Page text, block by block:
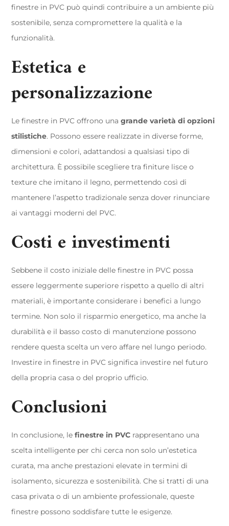
finestre in PVC può quindi contribuire a un ambiente più
sostenibile, senza compromettere la qualità e la
funzionalità.
Estetica e
personalizzazione
Le finestre in PVC offrono unagrande varietà di opzioni
stilistiche. Possono essere realizzate in diverse forme,
dimensioni e colori, adattandosi a qualsiasi tipo di
architettura. È possibile scegliere tra finiture lisce o
texture che imitano il legno, permettendo così di
mantenere l’aspetto tradizionale senza dover rinunciare
ai vantaggi moderni del PVC.
Costi e investimenti
Sebbene il costo iniziale delle finestre in PVC possa
essere leggermente superiore rispetto a quello di altri
materiali, è importante considerare i benefici a lungo
termine. Non solo il risparmio energetico, ma anche la
durabilità e il basso costo di manutenzione possono
rendere questa scelta un vero affare nel lungo periodo.
Investire in finestre in PVC significa investire nel futuro
della propria casa o del proprio ufficio.
Conclusioni
In conclusione, lefinestre in PVC rappresentano una
scelta intelligente per chi cerca non solo un’estetica
curata, ma anche prestazioni elevate in termini di
isolamento, sicurezza e sostenibilità. Che si tratti di una
casa privata o di un ambiente professionale, queste
finestre possono soddisfare tutte le esigenze.